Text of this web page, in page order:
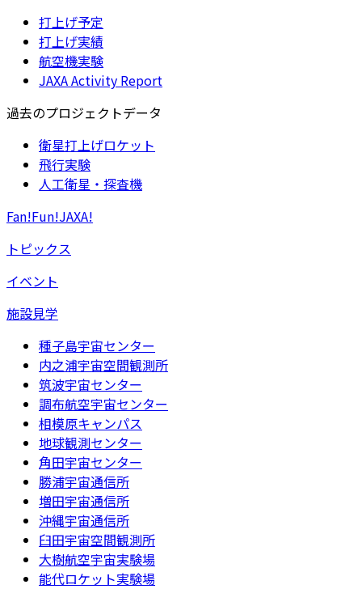
打上げ予定
打上げ実績
航空機実験
JAXA Activity Report
過去のプロジェクトデータ
衛星打上げロケット
飛行実験
人工衛星・探査機
Fan!Fun!JAXA!
トピックス
イベント
施設見学
種子島宇宙センター
内之浦宇宙空間観測所
筑波宇宙センター
調布航空宇宙センター
相模原キャンパス
地球観測センター
角田宇宙センター
勝浦宇宙通信所
増田宇宙通信所
沖縄宇宙通信所
臼田宇宙空間観測所
大樹航空宇宙実験場
能代ロケット実験場